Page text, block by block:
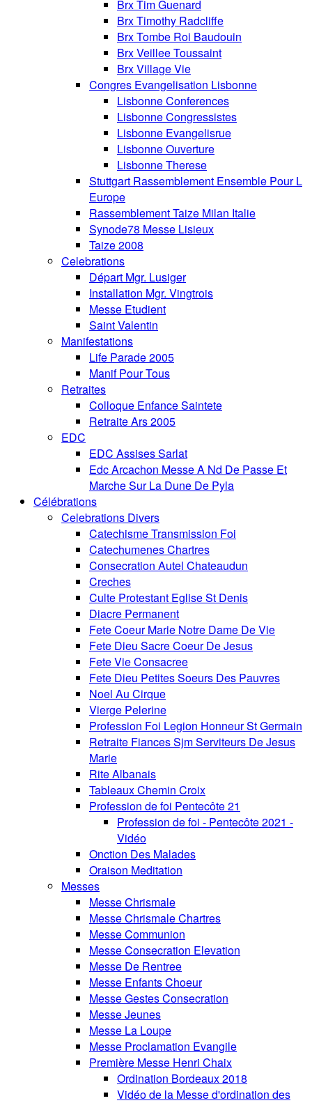
Brx Tim Guenard
Brx Timothy Radcliffe
Brx Tombe Roi Baudouin
Brx Veillee Toussaint
Brx Village Vie
Congres Evangelisation Lisbonne
Lisbonne Conferences
Lisbonne Congressistes
Lisbonne Evangelisrue
Lisbonne Ouverture
Lisbonne Therese
Stuttgart Rassemblement Ensemble Pour L
Europe
Rassemblement Taize Milan Italie
Synode78 Messe Lisieux
Taize 2008
Celebrations
Départ Mgr. Lusiger
Installation Mgr. Vingtrois
Messe Etudient
Saint Valentin
Manifestations
Life Parade 2005
Manif Pour Tous
Retraites
Colloque Enfance Saintete
Retraite Ars 2005
EDC
EDC Assises Sarlat
Edc Arcachon Messe A Nd De Passe Et
Marche Sur La Dune De Pyla
Célébrations
Celebrations Divers
Catechisme Transmission Foi
Catechumenes Chartres
Consecration Autel Chateaudun
Creches
Culte Protestant Eglise St Denis
Diacre Permanent
Fete Coeur Marie Notre Dame De Vie
Fete Dieu Sacre Coeur De Jesus
Fete Vie Consacree
Fete Dieu Petites Soeurs Des Pauvres
Noel Au Cirque
Vierge Pelerine
Profession Foi Legion Honneur St Germain
Retraite Fiances Sjm Serviteurs De Jesus
Marie
Rite Albanais
Tableaux Chemin Croix
Profession de foi Pentecôte 21
Profession de foi - Pentecôte 2021 -
Vidéo
Onction Des Malades
Oraison Meditation
Messes
Messe Chrismale
Messe Chrismale Chartres
Messe Communion
Messe Consecration Elevation
Messe De Rentree
Messe Enfants Choeur
Messe Gestes Consecration
Messe Jeunes
Messe La Loupe
Messe Proclamation Evangile
Première Messe Henri Chaix
Ordination Bordeaux 2018
Vidéo de la Messe d'ordination des